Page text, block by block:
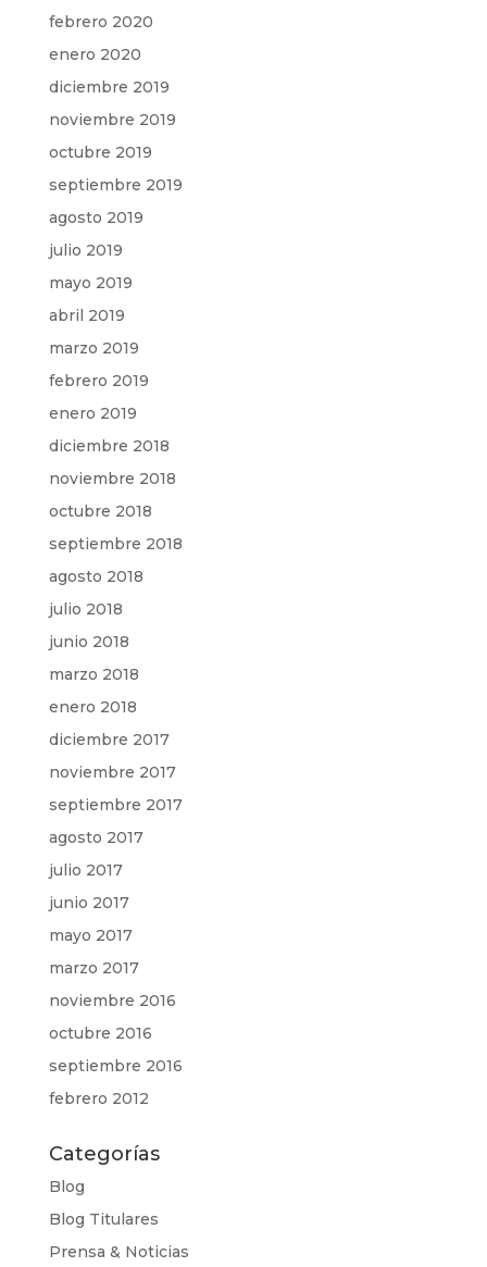
febrero 2020
enero 2020
diciembre 2019
noviembre 2019
octubre 2019
septiembre 2019
agosto 2019
julio 2019
mayo 2019
abril 2019
marzo 2019
febrero 2019
enero 2019
diciembre 2018
noviembre 2018
octubre 2018
septiembre 2018
agosto 2018
julio 2018
junio 2018
marzo 2018
enero 2018
diciembre 2017
noviembre 2017
septiembre 2017
agosto 2017
julio 2017
junio 2017
mayo 2017
marzo 2017
noviembre 2016
octubre 2016
septiembre 2016
febrero 2012
Categorías
Blog
Blog Titulares
Prensa & Noticias